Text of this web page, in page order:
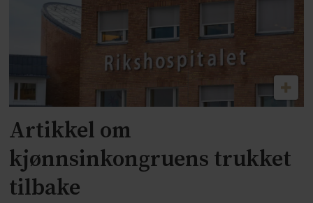
Artikkel om
kjønnsinkongruens trukket
tilbake